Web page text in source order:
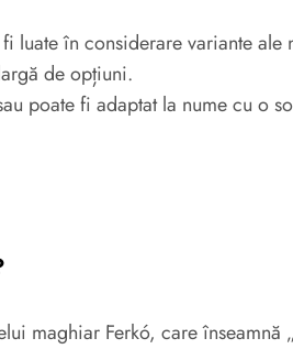
luate în considerare variante ale
de opțiuni.
poate fi adaptat la nume cu o
maghiar Ferkó, care înseamnă